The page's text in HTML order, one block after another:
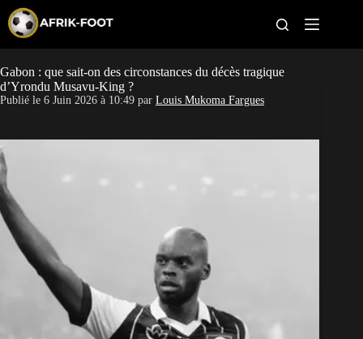
p
o
c
o
t
e
n
t
CAN féminine
Classement
Paris sportifs
Gabon : que sait-on des circonstances du décès tragique
d’Yrondu Musavu-King ?
Publié le 6 Juin 2026 à 10:49 par Louis Mukoma Fargues